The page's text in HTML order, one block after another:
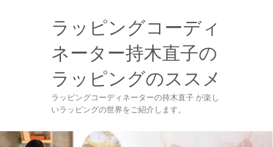
ラッピングコーディ
ネーター持木直子の
ラッピングのススメ
ラッピングコーディネーターの持木直子 が楽し
いラッピングの世界をご紹介します。